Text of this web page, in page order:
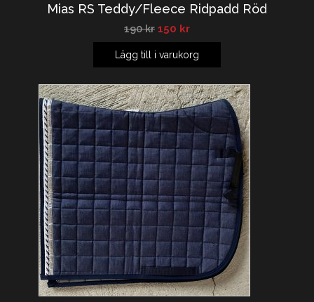
Mias RS Teddy/Fleece Ridpadd Röd
190kr 150 kr
Lägg till i varukorg